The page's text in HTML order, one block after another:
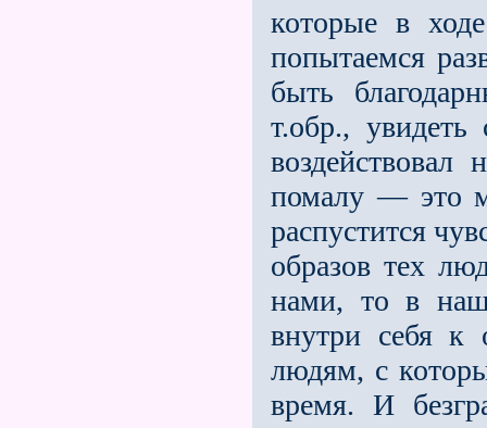
которые в
попытаемся
быть
т.обр.,
помалу — это
распустится
образов тех
нами, то в
внутри себя
людям, с
время. И